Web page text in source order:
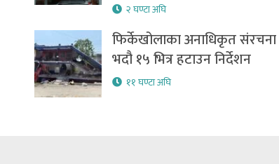
२ घण्टा अघि
फिर्केखोलाका अनाधिकृत संरचना
भदौ १५ भित्र हटाउन निर्देशन
११ घण्टा अघि